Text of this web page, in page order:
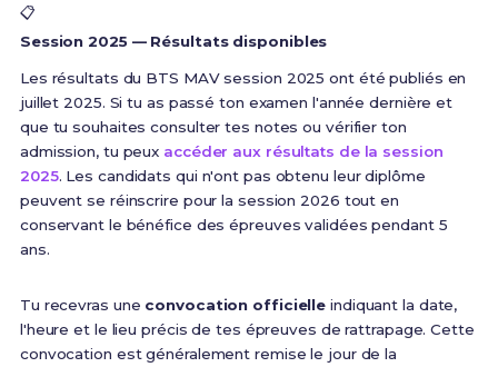
📋
Session 2025 — Résultats disponibles
Les résultats du BTS MAV session 2025 ont été publiés en
juillet 2025. Si tu as passé ton examen l'année dernière et
que tu souhaites consulter tes notes ou vérifier ton
admission, tu peux accéder aux résultats de la session
2025. Les candidats qui n'ont pas obtenu leur diplôme
peuvent se réinscrire pour la session 2026 tout en
conservant le bénéfice des épreuves validées pendant 5
ans.
Tu recevras une convocation officielle indiquant la date,
l'heure et le lieu précis de tes épreuves de rattrapage. Cette
convocation est généralement remise le jour de la